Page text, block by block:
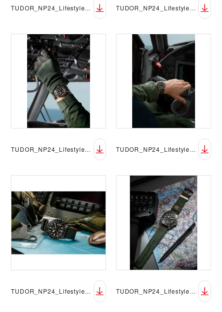
TUDOR_NP24_Lifestyle_Pelagos_FXD_GMT_03 TUDOR_NP24_Lifestyle_Pelagos_FXD_GMT_04
TUDOR_NP24_Lifestyle_Pelagos_FXD_GMT_05 TUDOR_NP24_Lifestyle_Pelagos_FXD_GMT_06
TUDOR_NP24_Lifestyle_Pelagos_FXD_GMT_07 TUDOR_NP24_Lifestyle_Pelagos_FXD_GMT_08